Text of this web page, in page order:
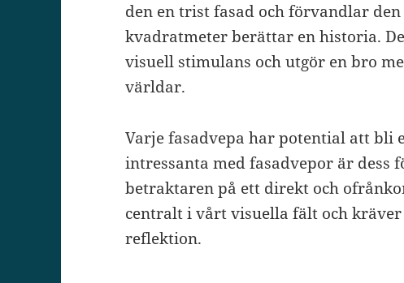
den en trist fasad och förvandlar
kvadratmeter berättar en historia.
visuell stimulans och utgör en bro
världar.
Varje fasadvepa har potential att bli
intressanta med fasadvepor är dess
betraktaren på ett direkt och
centralt i vårt visuella fält och
reflektion.